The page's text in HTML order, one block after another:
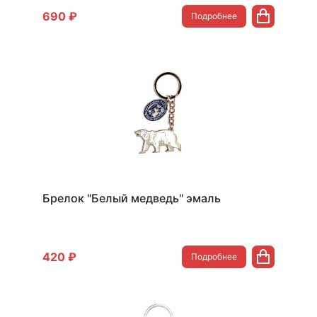
690 ₽ Подробнее
Брелок "Белый медведь" эмаль
420 ₽ Подробнее